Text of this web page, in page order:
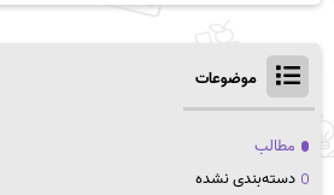
موضوعات
مطالب
دسته‌بندی نشده